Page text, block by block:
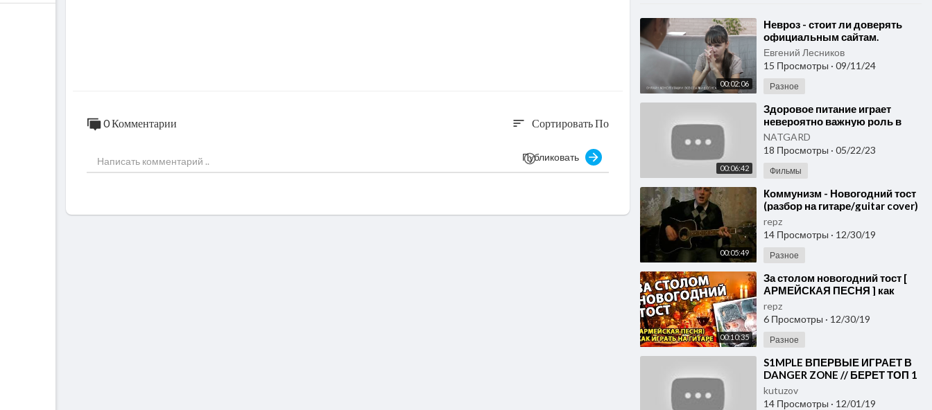
00:02:06
⁣Невроз - стоит ли доверять
официальным сайтам.
Питание играет ключевую
роль в поддержании
здоровья.
Евгений Лесников
15 Просмотры · 09/11/24
Разное
00:06:42
⁣Здоровое питание играет
невероятно важную роль в
нашей жизни. Продукция для
здоровья Микросферы.
NATGARD
18 Просмотры · 05/22/23
Фильмы
00:05:49
⁣Коммунизм - Новогодний тост
(разбор на гитаре/guitar cover)
repz
14 Просмотры · 12/30/19
Разное
00:10:35
⁣За столом новогодний тост [
АРМЕЙСКАЯ ПЕСНЯ ] как
играть на гитаре
repz
6 Просмотры · 12/30/19
Разное
⁣S1MPLE ВПЕРВЫЕ ИГРАЕТ В
DANGER ZONE // БЕРЕТ ТОП 1
ДВА РАЗА ПОДРЯД
kutuzov
14 Просмотры · 12/01/19
0 Комментарии sort Сортировать По
Публиковать